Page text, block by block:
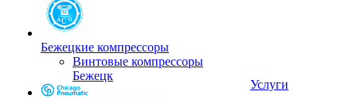
Бежецкие компрессоры
Винтовые компрессоры
Бежецк
Услуги